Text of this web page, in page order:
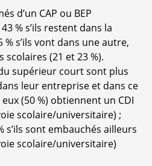
d’un CAP ou BEP
% s’ils restent dans la
s’ils vont dans une autre,
(21 et 23 %).
supérieur court sont plus
leur entreprise et dans ce
(50 %) obtiennent un CDI
scolaire/universitaire) ;
s’ils sont embauchés ailleurs
scolaire/universitaire)